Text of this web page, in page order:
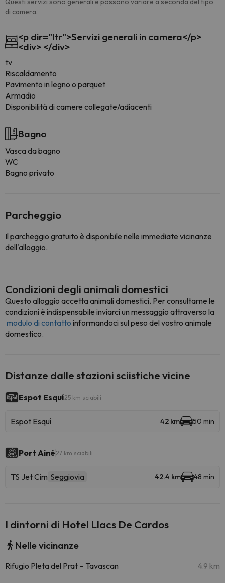
di camera.
<p dir="ltr">Servizi generali in camera</p>
<div> </div>
tv
Riscaldamento
Pavimento in legno o parquet
Armadio
Disponibilità di camere collegate/adiacenti
Bagno
Vasca da bagno
WC
Bagno privato
Parcheggio
Il parcheggio gratuito è disponibile nelle immediate vicinanze
dell'alloggio.
Condizioni degli animali domestici
Questo alloggio accetta animali domestici. Per consultarne le
condizioni è indispensabile inviarci un messaggio attraverso la
modulo di contatto informandoci sul peso del vostro animale
domestico.
Distanze dalle stazioni sciistiche vicine
Espot Esquí25 km sciabili
Espot Esquí 42 km 50 min
Port Ainé 27 km sciabili
TS Jet Cim Seggiovia 42.4 km 48 min
I dintorni di Hotel Llacs De Cardos
Nelle vicinanze
Rifugio Pleta del Prat – Tavascan 4.9 km